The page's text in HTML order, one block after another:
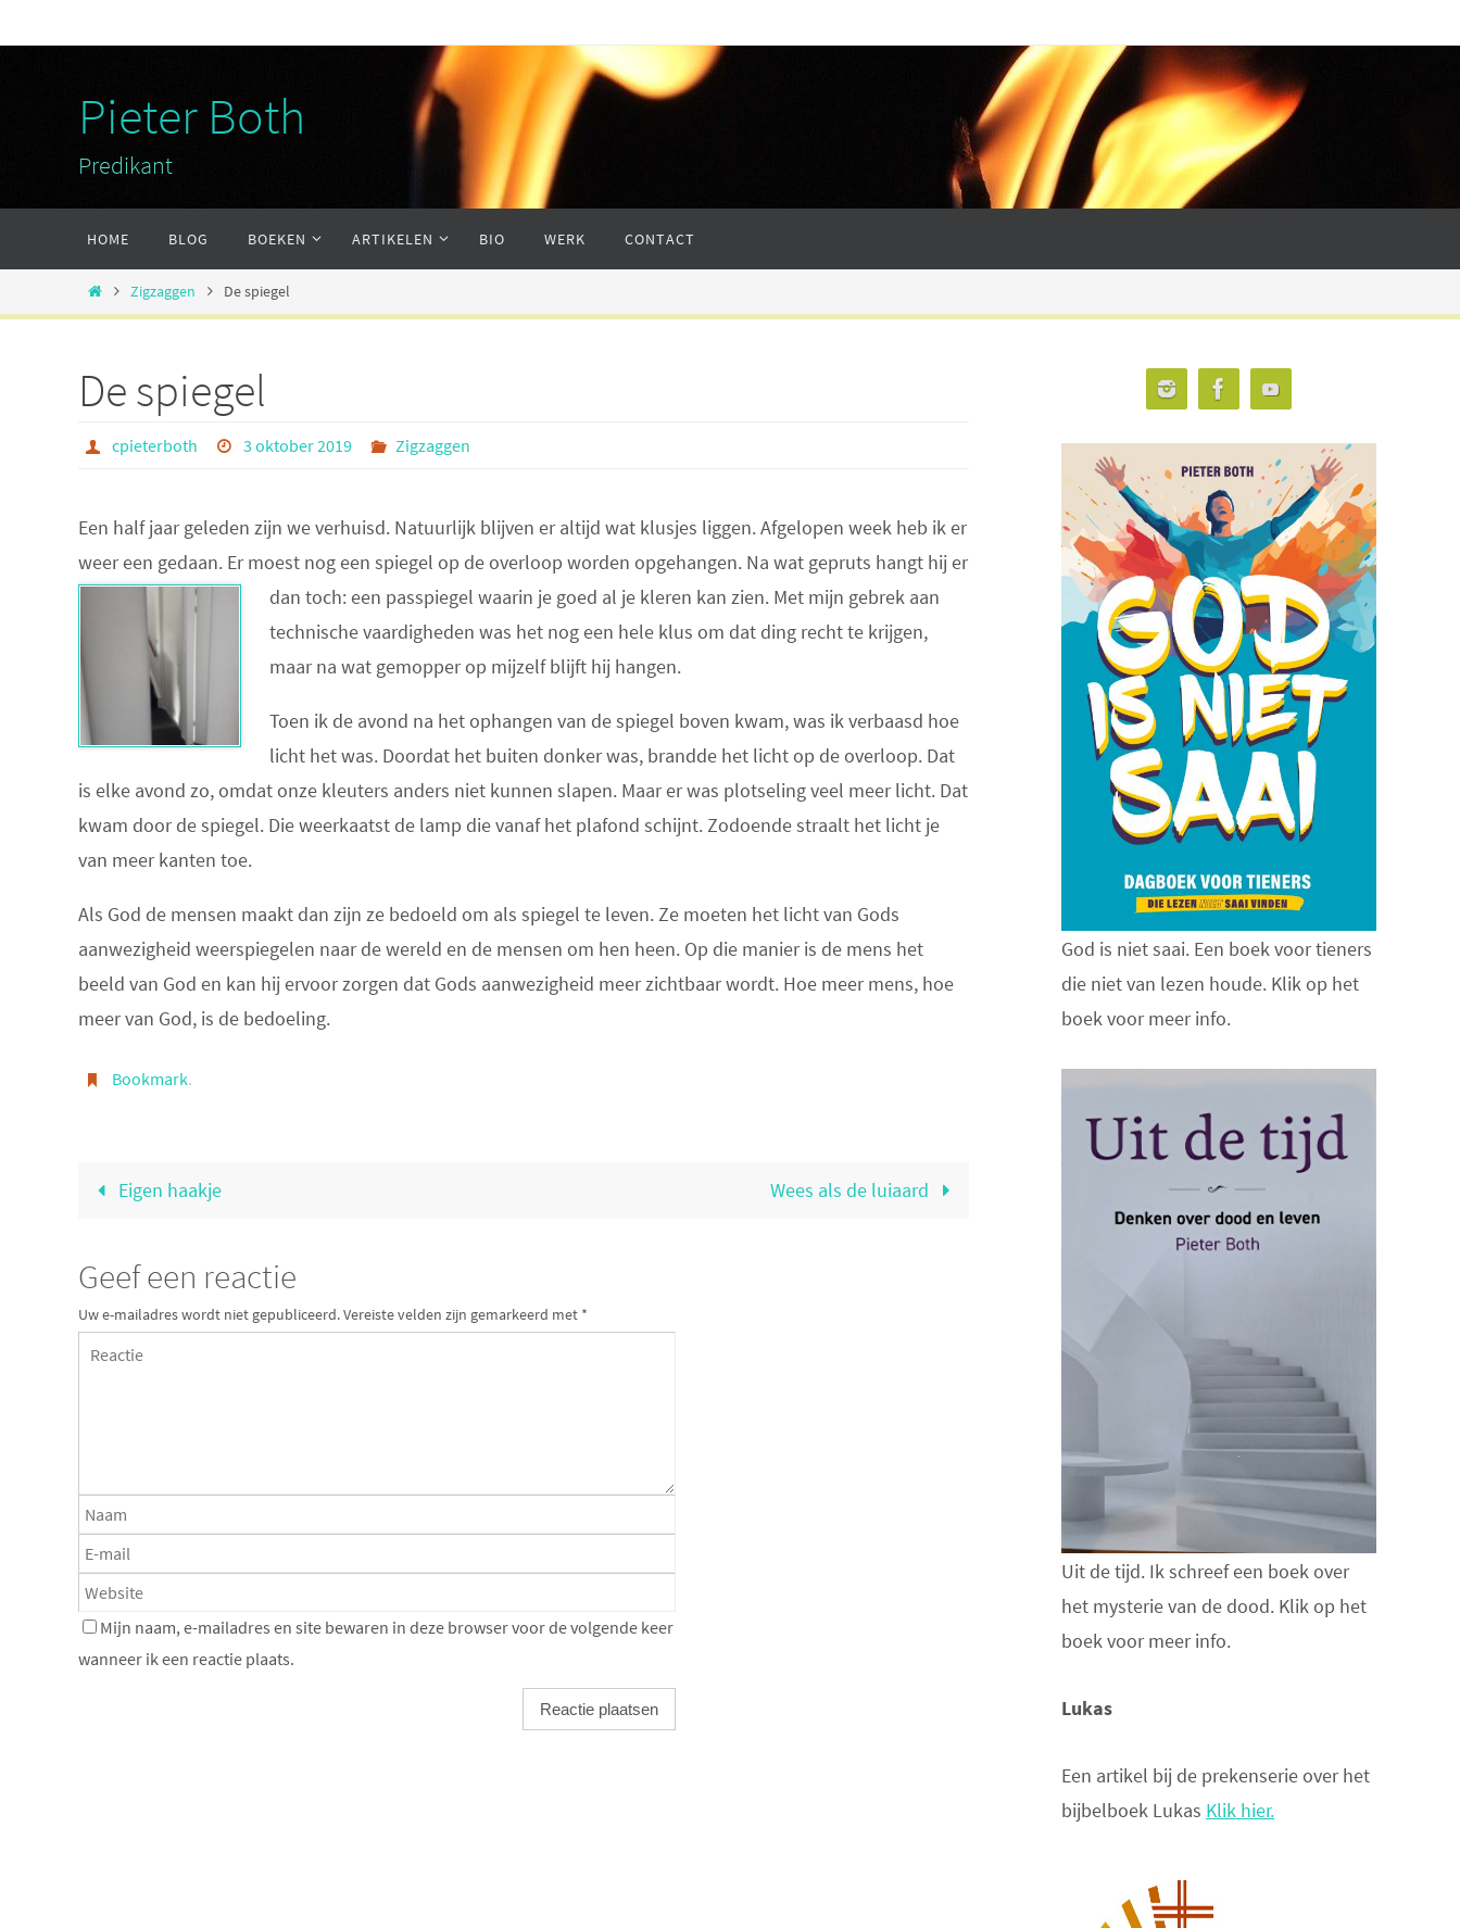
naar
Pieter Both
Predikant
de
HOME BLOG BOEKEN ARTIKELEN BIO WERK CONTACT
HomeZigzaggen De spiegel
De spiegel
cpieterboth 3 oktober 2019 Zigzaggen
Een half jaar geleden zijn we verhuisd. Natuurlijk blijven er altijd wat klusjes liggen. Afgelopen week heb ik er
weer een gedaan. Er moest nog een spiegel op de overloop worden opgehangen. Na wat gepruts hangt hij er
dan toch: een passpiegel waarin je goed al je kleren kan zien. Met mijn gebrek aan
technische vaardigheden was het nog een hele klus om dat ding recht te krijgen,
maar na wat gemopper op mijzelf blijft hij hangen.
Toen ik de avond na het ophangen van de spiegel boven kwam, was ik verbaasd hoe
licht het was. Doordat het buiten donker was, brandde het licht op de overloop. Dat
is elke avond zo, omdat onze kleuters anders niet kunnen slapen. Maar er was plotseling veel meer licht. Dat
kwam door de spiegel. Die weerkaatst de lamp die vanaf het plafond schijnt. Zodoende straalt het licht je
van meer kanten toe.
Als God de mensen maakt dan zijn ze bedoeld om als spiegel te leven. Ze moeten het licht van Gods
aanwezigheid weerspiegelen naar de wereld en de mensen om hen heen. Op die manier is de mens het
beeld van God en kan hij ervoor zorgen dat Gods aanwezigheid meer zichtbaar wordt. Hoe meer mens, hoe
meer van God, is de bedoeling.
Bookmark.
Eigen haakje Wees als de luiaard
Geef een reactie
Uw e-mailadres wordt niet gepubliceerd.Vereiste velden zijn gemarkeerd met *
Mijn naam, e-mailadres en site bewaren in deze browser voor de volgende keer
wanneer ik een reactie plaats.
God is niet saai. Een boek voor tieners
die niet van lezen houde. Klik op het
boek voor meer info.
Uit de tijd. Ik schreef een boek over
het mysterie van de dood. Klik op het
boek voor meer info.
Lukas
Een artikel bij de prekenserie over het
bijbelboek Lukas Klik hier.